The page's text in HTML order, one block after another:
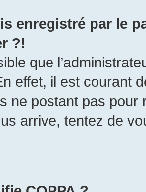
enregistré par le
?!
que
effet, il est courant
ne postant pas pour
arrive, tentez de